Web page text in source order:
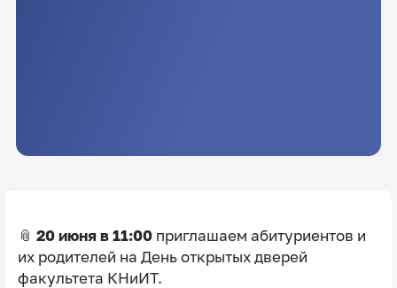
📎 20 июня в 11:00приглашаем абитуриентов и
их родителей на День открытых дверей
факультета КНиИТ.